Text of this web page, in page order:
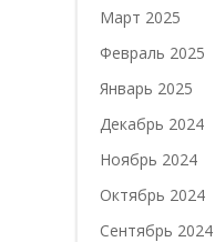
Март 2025
Февраль 2025
Январь 2025
Декабрь 2024
Ноябрь 2024
Октябрь 2024
Сентябрь 2024